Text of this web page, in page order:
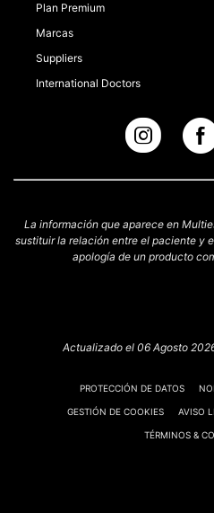
Plan Premium
Marcas
Suppliers
International Doctors
La información que aparece en
sustituir la relación entre el paciente y
apología de un producto
Actualizado el 06 Agosto
PROTECCIÓN DE DATOS
GESTIÓN DE COOKIES AVISO
TÉRMINOS &